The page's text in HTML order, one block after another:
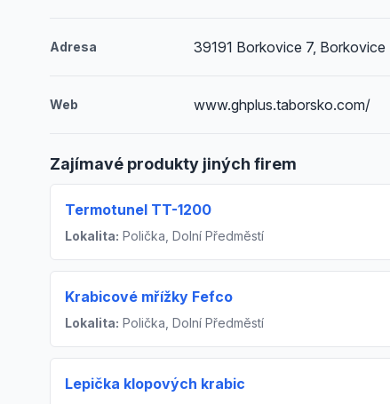
Adresa 39191 Borkovice 7, Borkovice
Web www.ghplus.taborsko.com/
Zajímavé produkty jiných firem
Termotunel TT-1200
Lokalita: Polička, Dolní Předměstí
Krabicové mřížky Fefco
Lokalita: Polička, Dolní Předměstí
Lepička klopových krabic